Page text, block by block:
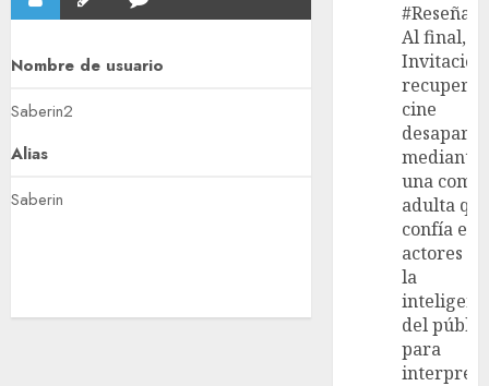
Nombre de usuario
Saberin2
Alias
Saberin
#Reseña
Al final,
recupera
cine
mediante
una
adulta
confía en
actores y
la
del
para